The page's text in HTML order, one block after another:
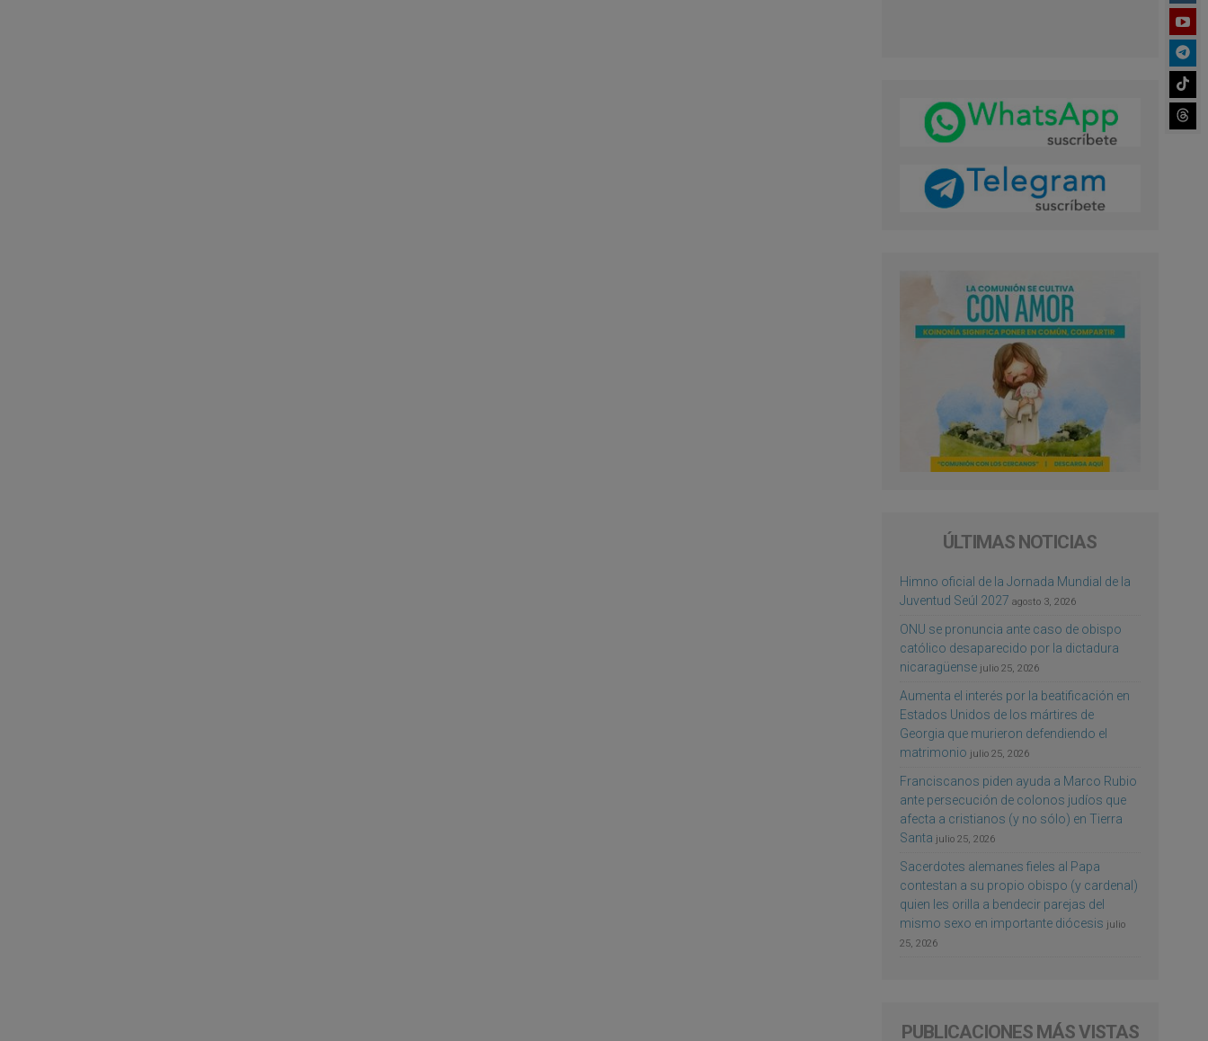
ÚLTIMAS NOTICIAS
Himno oficial de la Jornada Mundial de la
Juventud Seúl 2027 agosto 3, 2026
ONU se pronuncia ante caso de obispo
católico desaparecido por la dictadura
nicaragüense julio 25, 2026
Aumenta el interés por la beatificación en
Estados Unidos de los mártires de
Georgia que murieron defendiendo el
matrimonio julio 25, 2026
Franciscanos piden ayuda a Marco Rubio
ante persecución de colonos judíos que
afecta a cristianos (y no sólo) en Tierra
Santa julio 25, 2026
Sacerdotes alemanes fieles al Papa
contestan a su propio obispo (y cardenal)
quien les orilla a bendecir parejas del
mismo sexo en importante diócesis julio
25, 2026
PUBLICACIONES MÁS VISTAS